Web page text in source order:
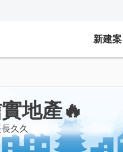
新建案
地產🔥
久久